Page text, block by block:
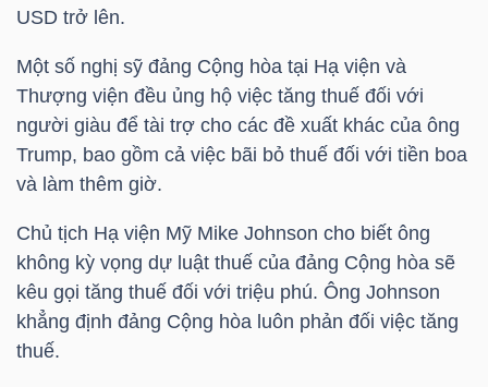
USD trở lên.
Một số nghị sỹ đảng Cộng hòa tại Hạ viện và
Thượng viện đều ủng hộ việc tăng thuế đối với
người giàu để tài trợ cho các đề xuất khác của ông
Trump, bao gồm cả việc bãi bỏ thuế đối với tiền boa
và làm thêm giờ.
Chủ tịch Hạ viện Mỹ Mike Johnson cho biết ông
không kỳ vọng dự luật thuế của đảng Cộng hòa sẽ
kêu gọi tăng thuế đối với triệu phú. Ông Johnson
khẳng định đảng Cộng hòa luôn phản đối việc tăng
thuế.
PHÂN
TÍCH
VIETSTOCKFINANCE
VĨ